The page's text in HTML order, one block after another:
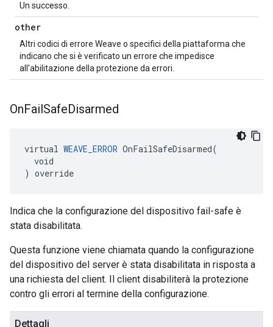
Un successo.
other
Altri codici di errore Weave o specifici della piattaforma che
indicano che si è verificato un errore che impedisce
all'abilitazione della protezione da errori.
OnFailSafeDisarmed
virtual WEAVE_ERROR OnFailSafeDisarmed(
  void
) override
Indica che la configurazione del dispositivo fail-safe è
stata disabilitata.
Questa funzione viene chiamata quando la configurazione
del dispositivo del server è stata disabilitata in risposta a
una richiesta del client. Il client disabiliterà la protezione
contro gli errori al termine della configurazione.
Dettagli